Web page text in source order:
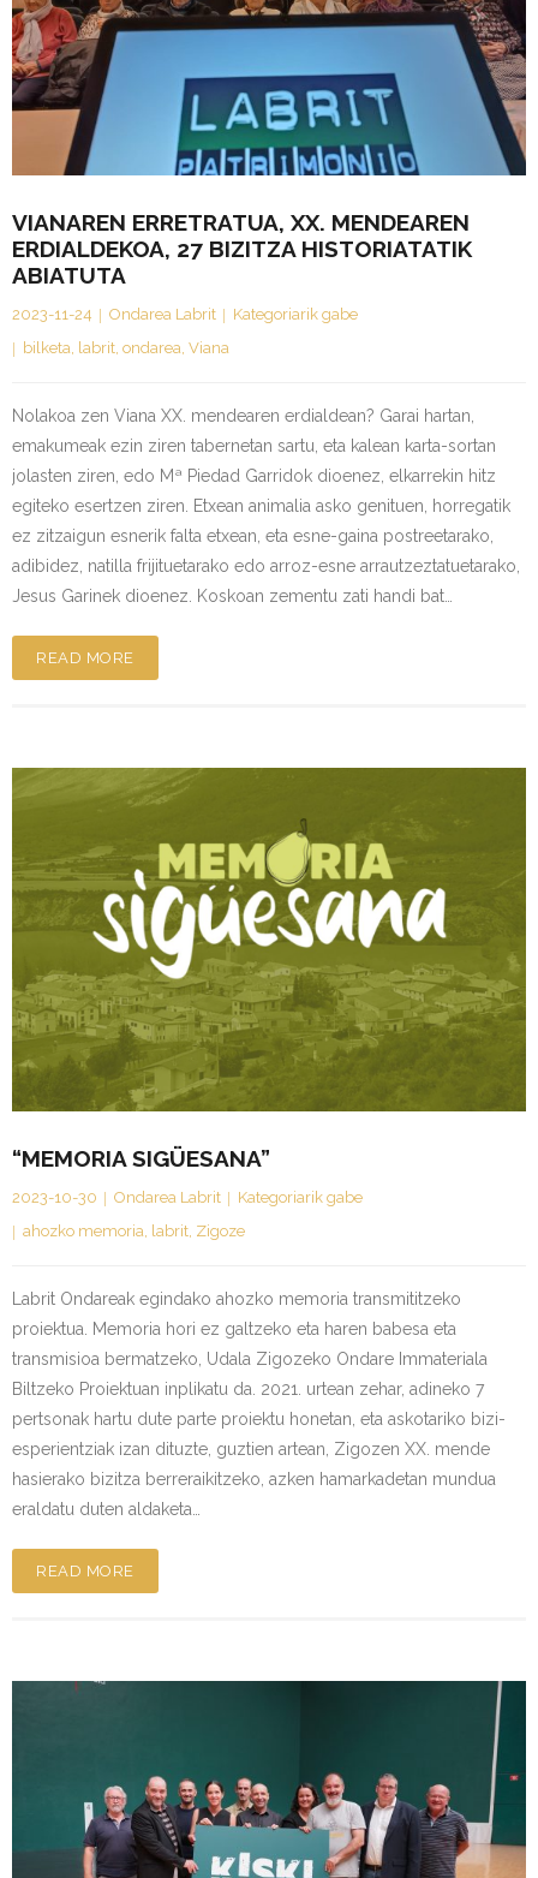
VIANAREN ERRETRATUA, XX. MENDEAREN
ERDIALDEKOA, 27 BIZITZA HISTORIATATIK
ABIATUTA
2023-11-24 Ondarea Labrit
Kategoriarik gabe
bilketa, labrit, ondarea, Viana
Nolakoa zen Viana XX. mendearen erdialdean? Garai hartan,
emakumeak ezin ziren tabernetan sartu, eta kalean karta-sortan
jolasten ziren, edo Mª Piedad Garridok dioenez, elkarrekin hitz
egiteko esertzen ziren. Etxean animalia asko genituen, horregatik
ez zitzaigun esnerik falta etxean, eta esne-gaina postreetarako,
adibidez, natilla frijituetarako edo arroz-esne arrautzeztatuetarako,
Jesus Garinek dioenez. Koskoan zementu zati handi bat…
READ MORE
“MEMORIA SIGÜESANA”
2023-10-30 Ondarea Labrit
Kategoriarik gabe
ahozko memoria labrit Zigoze
Labrit Ondareak egindako ahozko memoria transmititzeko
proiektua. Memoria hori ez galtzeko eta haren babesa eta
transmisioa bermatzeko, Udala Zigozeko Ondare Immateriala
Biltzeko Proiektuan inplikatu da. 2021. urtean zehar, adineko 7
pertsonak hartu dute parte proiektu honetan, eta askotariko bizi-
esperientziak izan dituzte, guztien artean, Zigozen XX. mende
hasierako bizitza berreraikitzeko, azken hamarkadetan mundua
eraldatu duten aldaketa…
READ MORE